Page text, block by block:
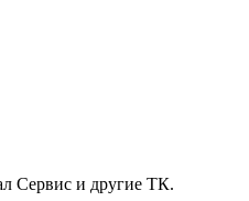
Сервис и другие ТК.